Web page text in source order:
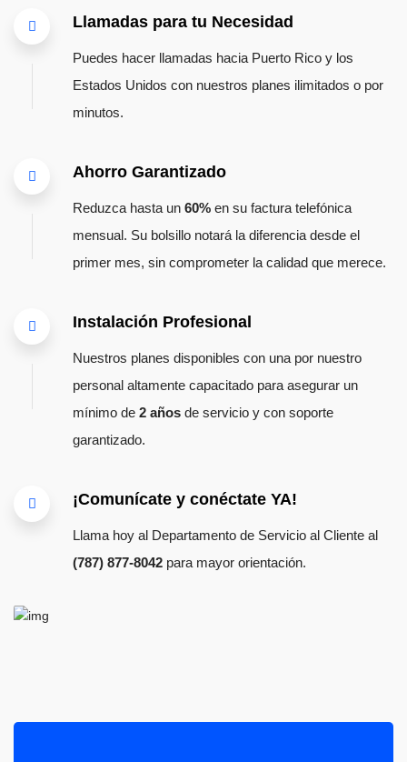
Llamadas para tu Necesidad
Puedes hacer llamadas hacia Puerto Rico y los
Estados Unidos con nuestros planes ilimitados o por
minutos.
Ahorro Garantizado
Reduzca hasta un 60% en su factura telefónica
mensual. Su bolsillo notará la diferencia desde el
primer mes, sin comprometer la calidad que merece.
Instalación Profesional
Nuestros planes disponibles con una por nuestro
personal altamente capacitado para asegurar un
mínimo de 2 años de servicio y con soporte
garantizado.
¡Comunícate y conéctate YA!
Llama hoy al Departamento de Servicio al Cliente al
(787) 877-8042 para mayor orientación.